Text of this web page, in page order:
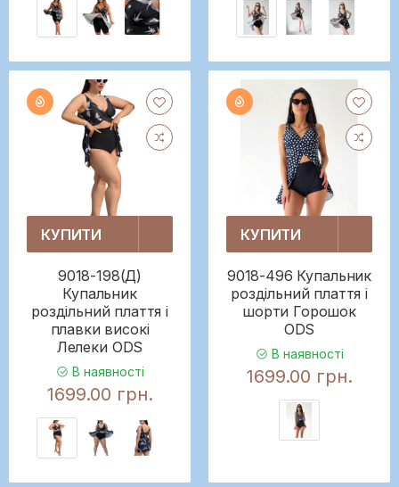
КУПИТИ
9018-198(Д)
Купальник
роздільний плаття і
плавки високі
Лелеки ODS
В наявності
1699.00 грн.
КУПИТИ
9018-496 Купальник
роздільний плаття і
шорти Горошок
ODS
В наявності
1699.00 грн.